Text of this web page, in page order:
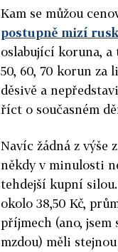
Kam se můžou
postupně mizí
oslabující koruna, a
50, 60, 70 korun za
děsivě a
říct o současném
Navíc žádná z výše
někdy v minulosti
tehdejší kupní
okolo 38,50 Kč,
příjmech (ano,
mzdou) měli